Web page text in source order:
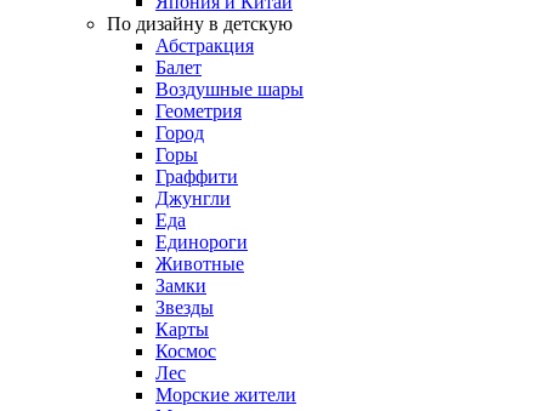
По дизайну в детскую
Абстракция
Балет
Воздушные шары
Геометрия
Город
Горы
Граффити
Джунгли
Еда
Единороги
Животные
Замки
Звезды
Карты
Космос
Лес
Морские жители